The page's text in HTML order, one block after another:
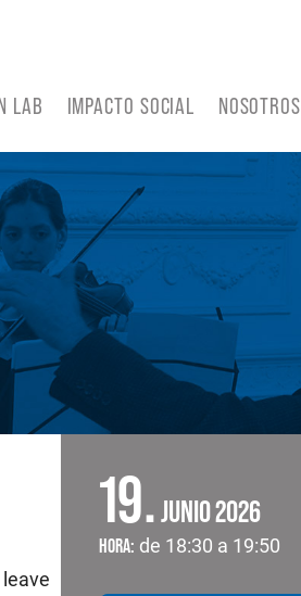
LAB IMPACTO SOCIAL NOSOTROS
19 JUNIO 2026
HORA: de 18:30 a 19:50